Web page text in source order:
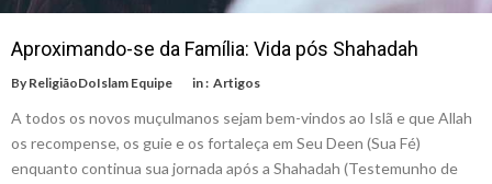
Aproximando-se da Família: Vida pós Shahadah
By ReligiãoDoIslam Equipe in : Artigos
A todos os novos muçulmanos sejam bem-vindos ao Islã e que Allah
os recompense, os guie e os fortaleça em Seu Deen (Sua Fé)
enquanto continua sua jornada após a Shahadah (Testemunho de